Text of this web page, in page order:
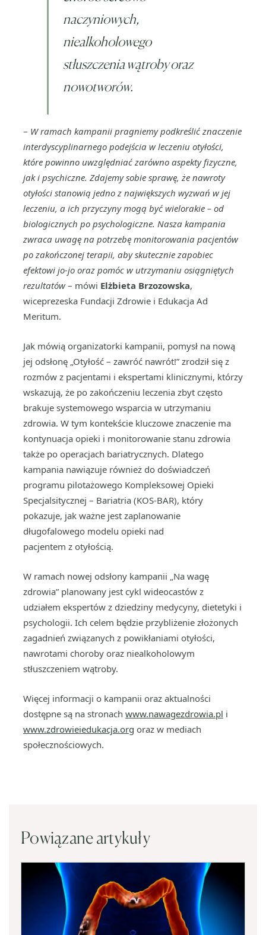
naczyniowych,
niealkoholowego
stłuszczenia wątroby oraz
nowotworów.
– W ramach kampanii pragniemy podkreślić znaczenie
interdyscyplinarnego podejścia w leczeniu otyłości,
które powinno uwzględniać zarówno aspekty fizyczne,
jak i psychiczne. Zdajemy sobie sprawę, że nawroty
otyłości stanowią jedno z największych wyzwań w jej
leczeniu, a ich przyczyny mogą być wielorakie – od
biologicznych po psychologiczne. Nasza kampania
zwraca uwagę na potrzebę monitorowania pacjentów
po zakończonej terapii, aby skutecznie zapobiec
efektowi jo-jo oraz pomóc w utrzymaniu osiągniętych
rezultatów– mówi Elżbieta Brzozowska,
wiceprezeska Fundacji Zdrowie i Edukacja Ad
Meritum.
Jak mówią organizatorki kampanii, pomysł na nową
jej odsłonę „Otyłość – zawróć nawrót!” zrodził się z
rozmów z pacjentami i ekspertami klinicznymi, którzy
wskazują, że po zakończeniu leczenia zbyt często
brakuje systemowego wsparcia w utrzymaniu
zdrowia. W tym kontekście kluczowe znaczenie ma
kontynuacja opieki i monitorowanie stanu zdrowia
także po operacjach bariatrycznych. Dlatego
kampania nawiązuje również do doświadczeń
programu pilotażowego Kompleksowej Opieki
Specjalsitycznej – Bariatria (KOS-BAR), który
pokazuje, jak ważne jest zaplanowanie
długofalowego modelu opieki nad
pacjentem z otyłością.
W ramach nowej odsłony kampanii „Na wagę
zdrowia” planowany jest cykl wideocastów z
udziałem ekspertów z dziedziny medycyny, dietetyki i
psychologii. Ich celem będzie przybliżenie złożonych
zagadnień związanych z powikłaniami otyłości,
nawrotami choroby oraz niealkoholowym
stłuszczeniem wątroby.
Więcej informacji o kampanii oraz aktualności
dostępne są na stronach www.nawagezdrowia.pl i
www.zdrowieiedukacja.org oraz w mediach
społecznościowych.
Powiązane artykuły